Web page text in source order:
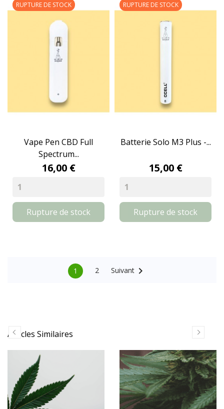
Vape Pen CBD Full
Spectrum...
16,00 €
Rupture de stock
RUPTURE DE STOCK
Batterie Solo M3 Plus -...
15,00 €
Rupture de stock
RUPTURE DE STOCK
1 2 Suivant
Articles Similaires